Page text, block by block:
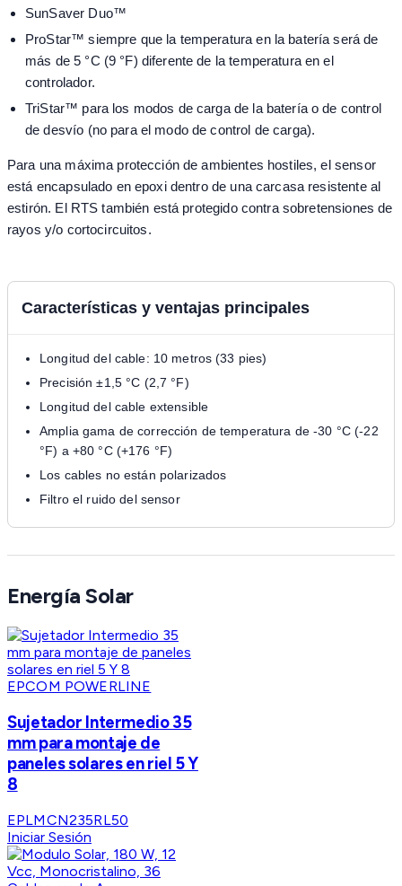
SunSaver Duo™
ProStar™ siempre que la temperatura en la batería será de
más de 5 °C (9 °F) diferente de la temperatura en el
controlador.
TriStar™ para los modos de carga de la batería o de control
de desvío (no para el modo de control de carga).
Para una máxima protección de ambientes hostiles, el sensor
está encapsulado en epoxi dentro de una carcasa resistente al
estirón. El RTS también está protegido contra sobretensiones de
rayos y/o cortocircuitos.
Características y ventajas principales
Longitud del cable: 10 metros (33 pies)
Precisión ±1,5 °C (2,7 °F)
Longitud del cable extensible
Amplia gama de corrección de temperatura de -30 °C (-22
°F) a +80 °C (+176 °F)
Los cables no están polarizados
Filtro el ruido del sensor
Energía Solar
EPCOM POWERLINE
Sujetador Intermedio 35
mm para montaje de
paneles solares en riel 5 Y
8
EPLMCN235RL50
Iniciar Sesión